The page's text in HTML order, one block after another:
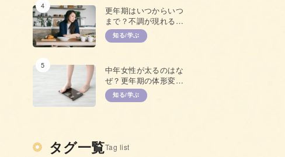
4
更年期はいつからいつ
まで？不調が現れる年
齢やプレ更年期につい
て
知る/学ぶ
5
中年女性が太るのはな
ぜ？更年期の体形変化
と上手な対策
知る/学ぶ
タグ一覧Tag list